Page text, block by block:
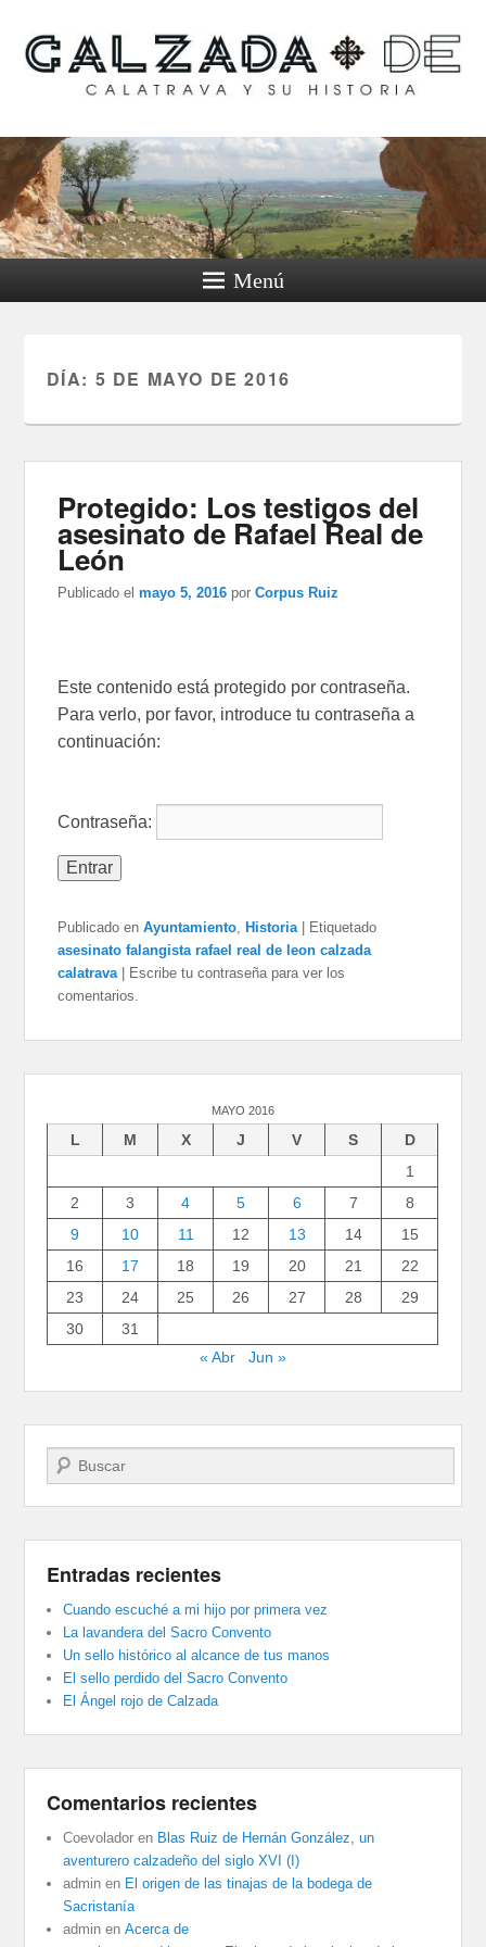
Calzada de Calatrava y
su historia
Menú
DÍA: 5 DE MAYO DE 2016
Protegido: Los testigos del
asesinato de Rafael Real de
León
Publicado el mayo 5, 2016 porCorpus Ruiz
Este contenido está protegido por contraseña.
Para verlo, por favor, introduce tu contraseña a
continuación:
Contraseña:
Publicado en Ayuntamiento, Historia
Etiquetado
asesinato falangista rafael real de leon calzada
calatrava
Escribe tu contraseña para ver los
comentarios.
MAYO 2016
L M X J V S
D
1
2
3 4 5 6 7
8
9
10 11 12 13 14
15
16
17 18 19 20 21
22
23
24 25 26 27 28
29
30
31
« Abr
Jun »
Buscar
Entradas recientes
Cuando escuché a mi hijo por primera vez
La lavandera del Sacro Convento
Un sello histórico al alcance de tus manos
El sello perdido del Sacro Convento
El Ángel rojo de Calzada
Comentarios recientes
Coevolador en Blas Ruiz de Hernán González, un
aventurero calzadeño del siglo XVI (I)
admin en El origen de las tinajas de la bodega de
Sacristanía
admin enAcerca de